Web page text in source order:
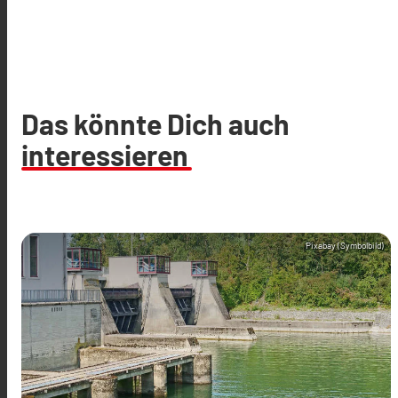
Das könnte Dich auch
interessieren
Pixabay (Symbolbild)